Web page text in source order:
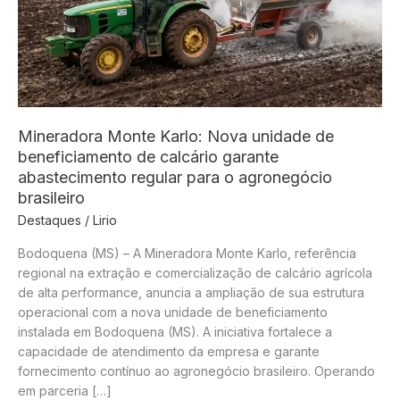
Mineradora Monte Karlo: Nova unidade de
beneficiamento de calcário garante
abastecimento regular para o agronegócio
brasileiro
Destaques / Lirio
Bodoquena (MS) – A Mineradora Monte Karlo, referência
regional na extração e comercialização de calcário agrícola
de alta performance, anuncia a ampliação de sua estrutura
operacional com a nova unidade de beneficiamento
instalada em Bodoquena (MS). A iniciativa fortalece a
capacidade de atendimento da empresa e garante
fornecimento contínuo ao agronegócio brasileiro. Operando
em parceria […]